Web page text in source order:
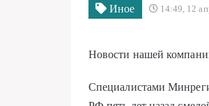
Иное 14:49, 12
Новости нашей
Специалистами